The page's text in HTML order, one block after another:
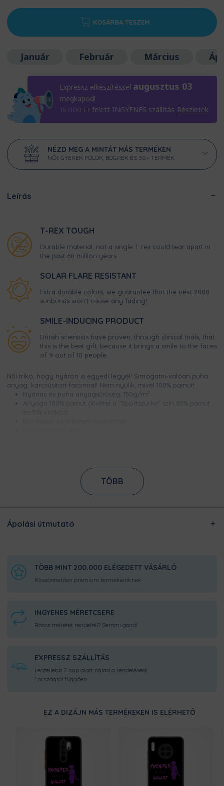
KOSÁRBA TESZEM
Január Február Március
Expressz elkészítéssel augusztus 03
megkapod!
15.000 Ft felett INGYENES szállítás Részletek
NÉZD MEG A MINTÁT MÁS TERMÉKEN
NŐI, GYEREK PÓLÓK, BÖGRÉK ÉS 30+ TERMÉK
Leírás
T-REX TOUGH
Durable material, not a single T-rex could tear apart in
the past 60 million years
SOLAR FLARE RESISTANT
Extra durable colors, we guarantee that the next 2000
sunbursts won't cause any fading!
SMILE-INDUCING PRODUCT
British scientists have proven, through clinical trials, that
this is the best gift, because it brings a smile to the faces
of 9 out of 10 people.
Női trikó, hogy nyáron is egyedi legyél! Simogatni-valóan puha
anyag, karcsúsított fazonnal! Nem nyúlik, mivel 100% pamut!
Nyárias és puha anyagsűrűség, 150g/m 2
Anyaga 100% pamut (kivétel a "Sportszürke" szín 85% pamut
Nem nyúlik és nem zsugorodik
Ezt a terméket a kínálatunkban megtalálható designokból
egyedileg készítjük számodra, a legnagyobb odafigyeléssel!
rendeléseddel, és még frissen és ropogósan, kerüljön
hozzád!
TÖBB
Ápolási útmutató
TÖBB MINT 200.000 ELÉGEDETT VÁSÁRLÓ
Köszönhetően prémium termékeinknek
INGYENES MÉRETCSERE
Rossz méretet rendeltél? Semmi gond!
EXPRESSZ SZÁLLÍTÁS
Legfeljebb 2 nap alatt nálad a rendelésed!
* országtól függően
EZ A DIZÁJN MÁS TERMÉKEKEN IS ELÉRHETŐ